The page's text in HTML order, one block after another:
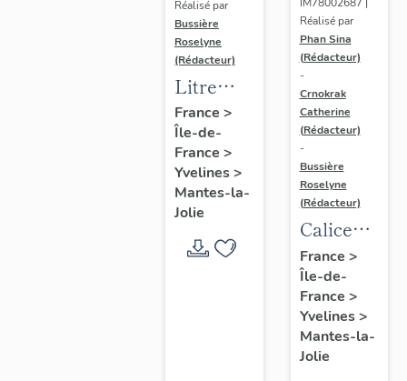
Réalisé par
Bussière
Roselyne
(Rédacteur)
Litre
funéraire
du
prince
de Conti
France >
Île-de-
France >
Yvelines>
Mantes-la-
Jolie
Réalisé par
Phan Sina
(Rédacteur)
-
Crnokrak
Catherine
(Rédacteur)
-
Bussière
Roselyne
(Rédacteur)
Calice
n°2 et sa
patène
France >
Île-de-
France >
Yvelines>
Mantes-la-
Jolie